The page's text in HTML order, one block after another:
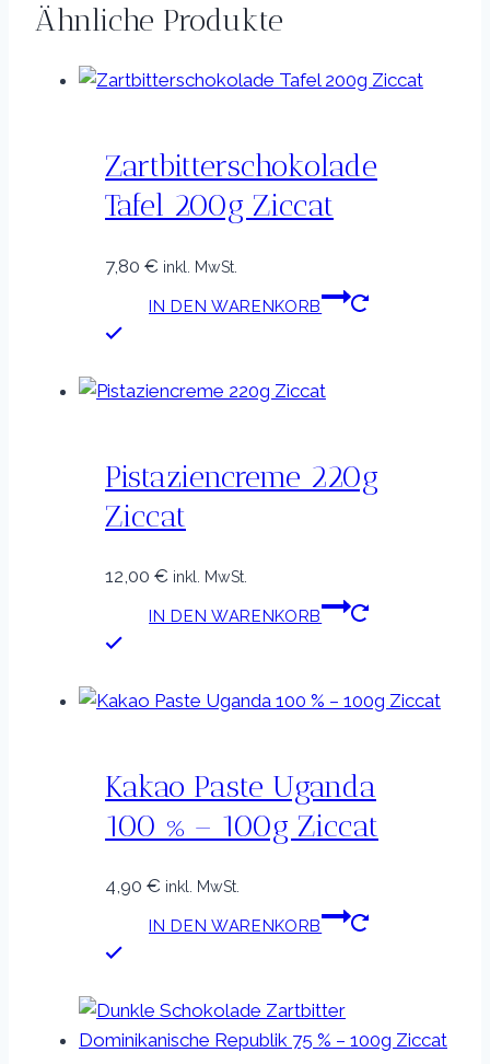
Ähnliche Produkte
Zartbitterschokolade
Tafel 200g Ziccat
7,80 € inkl. MwSt.
IN DEN WARENKORB
Pistaziencreme 220g
Ziccat
12,00 € inkl. MwSt.
IN DEN WARENKORB
Kakao Paste Uganda
100 % – 100g Ziccat
4,90 € inkl. MwSt.
IN DEN WARENKORB